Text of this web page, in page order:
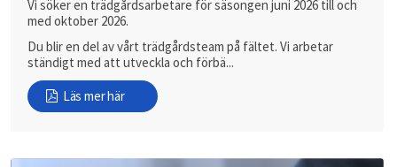
Vi söker en trädgårdsarbetare för säsongen juni 2026 till och
med oktober 2026.
Du blir en del av vårt trädgårdsteam på fältet. Vi arbetar
ständigt med att utveckla och förbä...
Läs mer här